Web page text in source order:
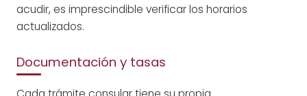
acudir, es imprescindible verificar los horarios
actualizados.
Documentación y tasas